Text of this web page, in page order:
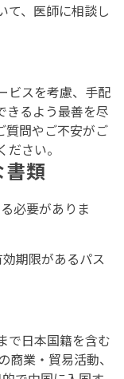
て、医師に相談し
ビスを考慮、手配
きるよう最善を尽
質問やご不安がご
さい。
類
必要がありま
期限があるパス
で日本国籍を含む
業・貿易活動、